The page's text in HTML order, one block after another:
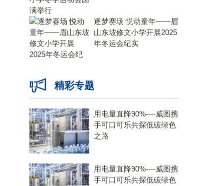
逐梦赛场 悦动童年——眉
山东坡修文小学开展2025
年冬运会纪实
精彩专题
用电量直降90%----威图携
手可口可乐共探低碳绿色
之路
用电量直降90%----威图携
手可口可乐共探低碳绿色